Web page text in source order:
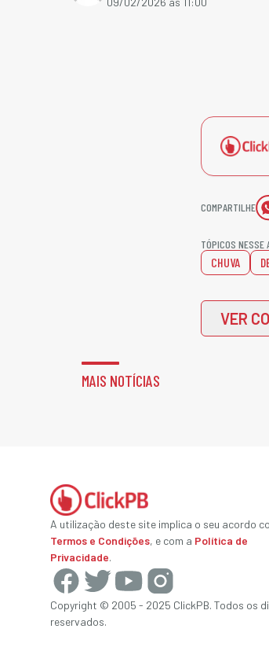
COMPARTILHE
TÓPICOS NESSE
CHUVA
VER
MAIS NOTÍCIAS
A utilização deste site implica o seu acordo
Termos e Condições, e com a Política de
Privacidade.
Copyright © 2005 - 2025 ClickPB. Todos os
reservados.